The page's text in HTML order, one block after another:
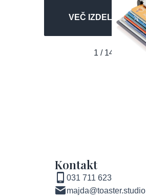
VEČ IZDELKOV
1 / 14
Kontakt
031 711 623
majda@toaster.studio